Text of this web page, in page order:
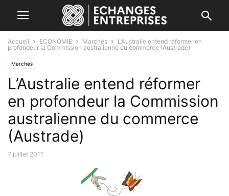
Accueil ECONOMIE Marchés
L’Australie entend réformer en
profondeur la Commission australienne du commerce (Austrade)
Marchés
L’Australie entend réformer
en profondeur la Commission
australienne du commerce
(Austrade)
7 juillet 2011